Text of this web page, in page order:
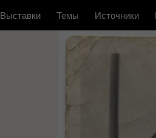
Выставки Темы Источники